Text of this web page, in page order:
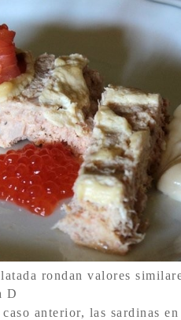
rondan valores
D
anterior, las sardinas